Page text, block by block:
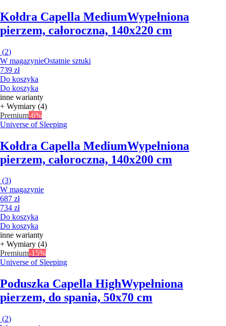
Kołdra Capella MediumWypełniona
pierzem, całoroczna, 140x220 cm
(2)
W magazynieOstatnie sztuki
739 zł
Do koszyka
Do koszyka
inne warianty
+ Wymiary (4)
Premium-6%
Universe of Sleeping
Kołdra Capella MediumWypełniona
pierzem, całoroczna, 140x200 cm
(3)
W magazynie
687 zł
734 zł
Do koszyka
Do koszyka
inne warianty
+ Wymiary (4)
Premium-15%
Universe of Sleeping
Poduszka Capella HighWypełniona
pierzem, do spania, 50x70 cm
(2)